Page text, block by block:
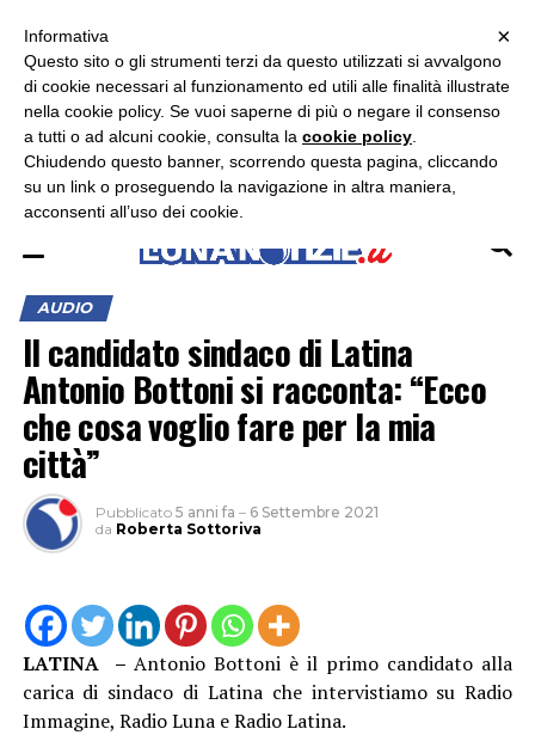
ASCOLTA RADIO LUNA
AUDIO
Il candidato sindaco di Latina
Antonio Bottoni si racconta: “Ecco
che cosa voglio fare per la mia
città”
Pubblicato 5 anni fa – 6 Settembre 2021
da Roberta Sottoriva
LATINA – Antonio Bottoni è il primo candidato alla
carica di sindaco di Latina che intervistiamo su Radio
Immagine, Radio Luna e Radio Latina.
×
×
Informativa
Questo sito o gli strumenti terzi da questo utilizzati si avvalgono
di cookie necessari al funzionamento ed utili alle finalità illustrate
nella cookie policy. Se vuoi saperne di più o negare il consenso
a tutti o ad alcuni cookie, consulta la cookie policy
Chiudendo questo banner, scorrendo questa pagina, cliccando
su un link o proseguendo la navigazione in altra maniera,
acconsenti all’uso dei cookie.